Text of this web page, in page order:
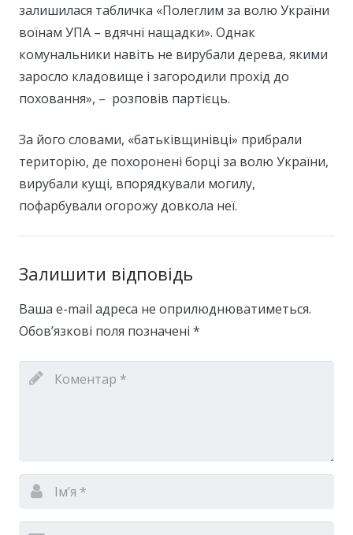
залишилася табличка «Полеглим за волю України
воїнам УПА – вдячні нащадки». Однак
комунальники навіть не вирубали дерева, якими
заросло кладовище і загородили прохід до
поховання», – розповів партієць.
За його словами, «батьківщинівці» прибрали
територію, де похоронені борці за волю України,
вирубали кущі, впорядкували могилу,
пофарбували огорожу довкола неї.
Залишити відповідь
Ваша e-mail адреса не оприлюднюватиметься.
Обов’язкові поля позначені *